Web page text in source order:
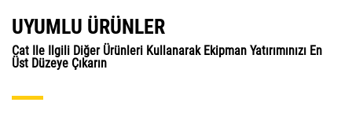
UYUMLU ÜRÜNLER
Cat Ile Ilgili Diğer Ürünleri Kullanarak Ekipman Yatırımınızı En
Üst Düzeye Çıkarın